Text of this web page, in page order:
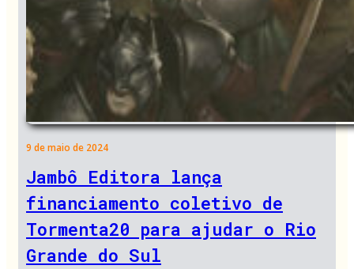
9 de maio de 2024
Jambô Editora lança
financiamento coletivo de
Tormenta20 para ajudar o Rio
Grande do Sul